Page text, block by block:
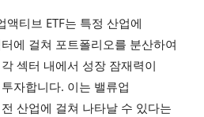
티브 ETF는 특정 산업에
에 걸쳐 포트폴리오를 분산하여
섹터 내에서 성장 잠재력이
자합니다. 이는 밸류업
산업에 걸쳐 나타날 수 있다는